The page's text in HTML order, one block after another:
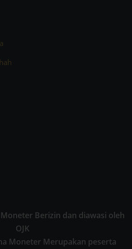
Moneter Berizin dan diawasi oleh
OJK
Moneter Merupakan peserta